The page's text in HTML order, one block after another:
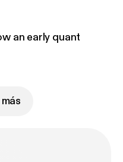
an early quant